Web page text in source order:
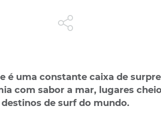
é uma constante caixa de
com sabor a mar, lugares
destinos de surf do mundo.